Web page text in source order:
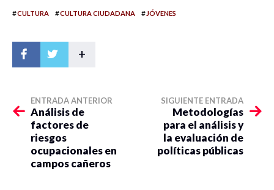
#CULTURA #CULTURA CIUDADANA #JÓVENES
+
ENTRADA ANTERIOR
Análisis de
factores de
riesgos
ocupacionales en
campos cañeros
SIGUIENTE ENTRADA
Metodologías
para el análisis y
la evaluación de
políticas públicas